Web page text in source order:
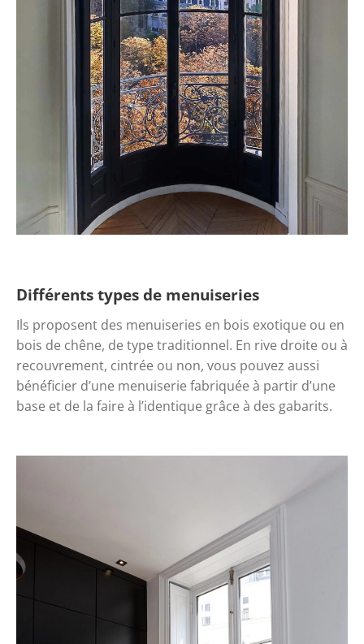
Différents types de menuiseries
Ils proposent des menuiseries en bois exotique ou en
bois de chêne, de type traditionnel. En rive droite ou à
recouvrement, cintrée ou non, vous pouvez aussi
bénéficier d’une menuiserie fabriquée à partir d’une
base et de la faire à l’identique grâce à des gabarits.